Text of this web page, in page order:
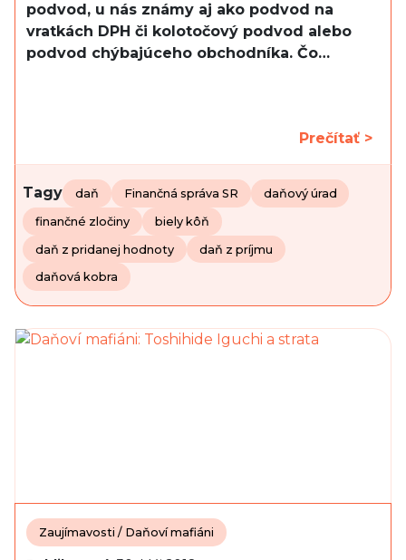
podvod, u nás známy aj ako podvod na
vratkách DPH či kolotočový podvod alebo
podvod chýbajúceho obchodníka. Čo…
Prečítať >
Tagy daň Finančná správa SR daňový úrad
finančné zločiny biely kôň
daň z pridanej hodnoty daň z príjmu
daňová kobra
Zaujímavosti / Daňoví mafiáni